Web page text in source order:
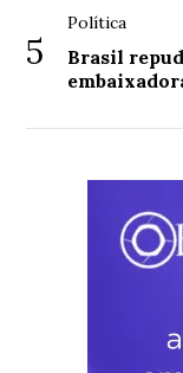
5
Política
Brasil